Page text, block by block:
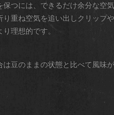
保つには、できるだけ余分な空
重ね空気を追い出しクリップ
理想的です。
豆のままの状態と比べて風味